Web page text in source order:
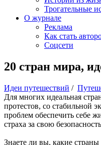
Трогательные
О журнале
Реклама
Как стать
Соцсети
20 стран мира,
Идеи путешествий /
Для многих идеальная
протестов, со стабильной
проблем обеспечить себе
страха за свою
Знаете ли вы, какие